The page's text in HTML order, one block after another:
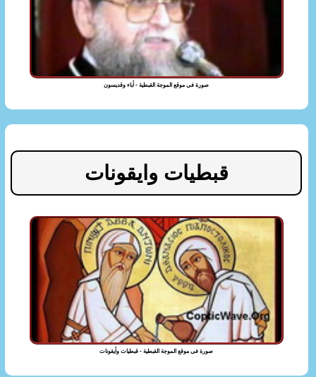
صورة فى موقع الموجة القبطية - أباء وقديسون
قبطيات وايقونات
صورة فى موقع الموجة القبطية - قبطيات وأيقونات